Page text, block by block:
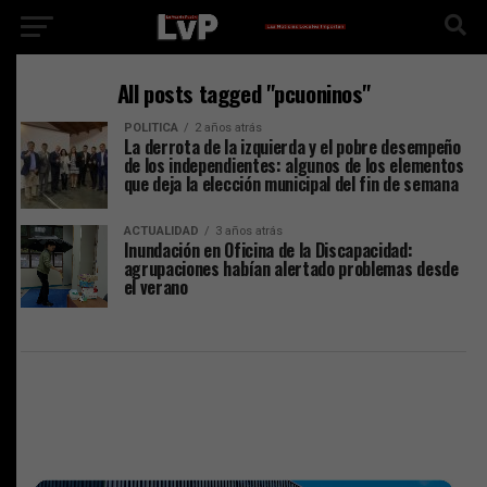
All posts tagged "pcuoninos"
POLITICA 2 años atrás
La derrota de la izquierda y el pobre desempeño
de los independientes: algunos de los elementos
que deja la elección municipal del fin de semana
ACTUALIDAD 3 años atrás
Inundación en Oficina de la Discapacidad:
agrupaciones habían alertado problemas desde
el verano